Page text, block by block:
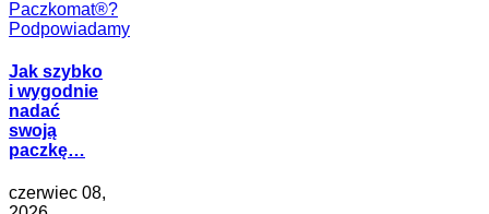
Jak szybko
i wygodnie
nadać
swoją
paczkę…
czerwiec 08,